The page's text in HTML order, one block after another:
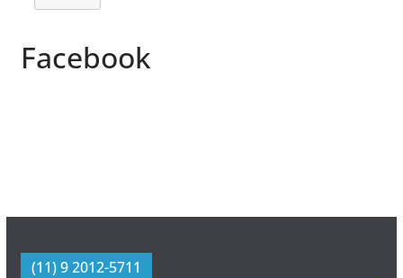
Facebook
(11) 9 2012-5711